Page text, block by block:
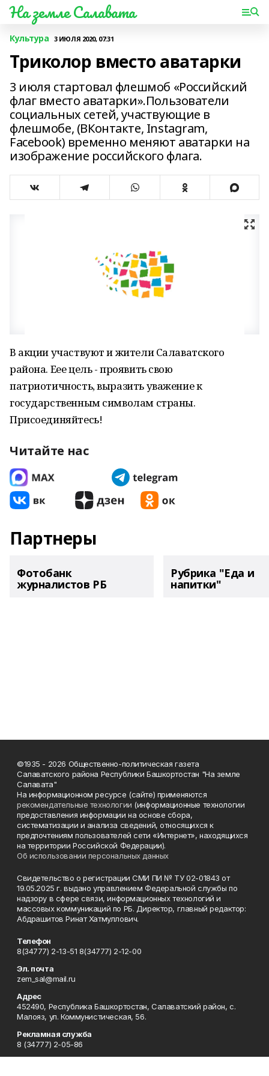
На земле Салавата
Культура 3 ИЮЛЯ 2020, 07:31
Триколор вместо аватарки
3 июля стартовал флешмоб «Российский
флаг вместо аватарки».Пользователи
социальных сетей, участвующие в
флешмобе, (ВКонтакте, Instagram,
Facebook) временно меняют аватарки на
изображение российского флага.
В акции участвуют и жители Салаватского
района. Еее цель - проявить свою
патриотичность, выразить уважение к
государственным символам страны.
Присоединяйтесь!
Читайте нас
Партнеры
Фотобанк
журналистов РБ
Рубрика "Еда и
напитки"
©1935 - 2026 Общественно-политическая газета
Салаватского района Республики Башкортостан "На земле
Салавата"
На информационном ресурсе (сайте) применяются
рекомендательные технологии (информационные технологии
предоставления информации на основе сбора,
систематизации и анализа сведений, относящихся к
предпочтениям пользователей сети «Интернет», находящихся
на территории Российской Федерации).
Об использовании персональных данных
Свидетельство о регистрации СМИ ПИ № ТУ 02-01843 от
19.05.2025 г. выдано управлением Федеральной службы по
надзору в сфере связи, информационных технологий и
массовых коммуникаций по РБ. Директор, главный редактор:
Абдрашитов Ринат Хатмуллович.
Телефон
8(34777) 2-13-51 8(34777) 2-12-00
Эл. почта
zem_sal@mail.ru
Адрес
452490, Республика Башкортостан, Салаватский район, с.
Малояз, ул. Коммунистическая, 56.
Рекламная служба
8 (34777) 2-05-86